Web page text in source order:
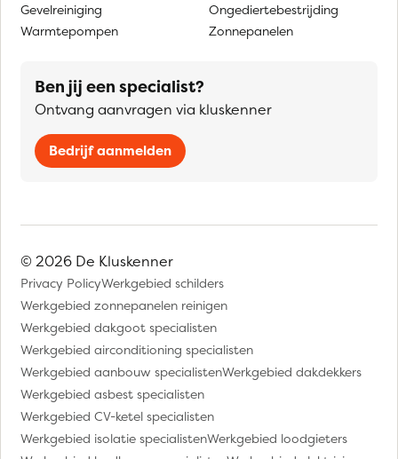
Gevelreiniging
Warmtepompen
Ongediertebestrijding
Zonnepanelen
Ben jij een specialist?
Ontvang aanvragen via kluskenner
Bedrijf aanmelden
© 2026 De Kluskenner
Privacy PolicyWerkgebied schilders
Werkgebied zonnepanelen reinigen
Werkgebied dakgoot specialisten
Werkgebied airconditioning specialisten
Werkgebied aanbouw specialistenWerkgebied dakdekkers
Werkgebied asbest specialisten
Werkgebied CV-ketel specialisten
Werkgebied isolatie specialistenWerkgebied loodgieters